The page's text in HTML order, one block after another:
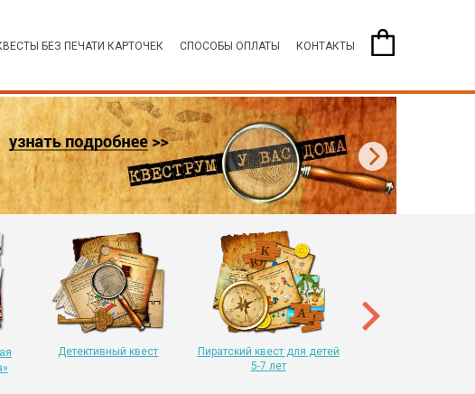
БЕЗ ПЕЧАТИ КАРТОЧЕК СПОСОБЫ ОПЛАТЫ КОНТАКТЫ
Детективный квест
Пиратский квест для детей
5-7 лет